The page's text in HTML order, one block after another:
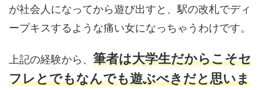
が社会人になってから遊び出すと、駅の改札でディ
ープキスするような痛い女になっちゃうわけです。
上記の経験から、 筆者は大学生だからこそセ
フレとでもなんでも遊ぶべきだと思いま